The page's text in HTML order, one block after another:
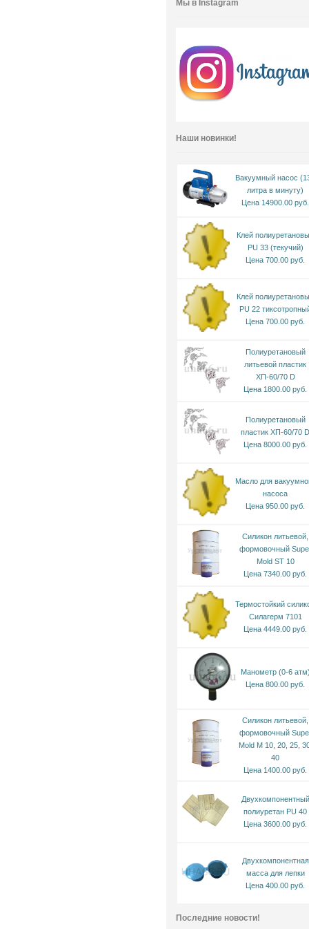
Мы в Instagram
Наши новинки!
Вакуумный насос
литра в минуту)
Цена 14900.00 руб.
Клей
PU 33 (текучий)
Цена 700.00 руб.
Клей
PU 22
Цена 700.00 руб.
Полиуретановый
литьевой пластик
ХП-60/70 D
Цена 1800.00 руб.
Полиуретановый
пластик ХП-60/70 D
Цена 8000.00 руб.
Масло для
насоса
Цена 950.00 руб.
Силикон литьевой,
формовочный
Mold ST 10
Цена 7340.00 руб.
Термостойкий
Силагерм 7101
Цена 4449.00 руб.
Манометр (0-6 атм)
Цена 800.00 руб.
Силикон литьевой,
формовочный
Mold M 10, 20, 25,
40
Цена 1400.00 руб.
Двухкомпонентный
полиуретан PU 40
Цена 3600.00 руб.
Двухкомпонентная
масса для лепки
Цена 400.00 руб.
Последние новости!